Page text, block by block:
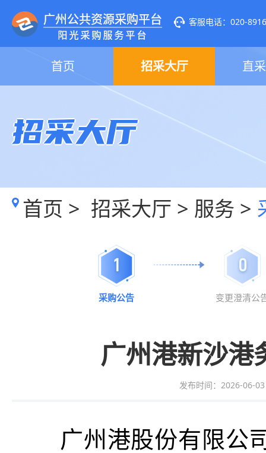
客服电话：020-
首页 招采大厅 直
招采大厅
首页 > 招采大厅 > 服务 >
1
采购公告
0
变更澄清公
广州港新沙港
发布时间：2026-06-
广州 港股份有限公